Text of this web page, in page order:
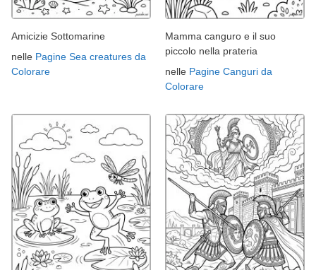
Amicizie Sottomarine
nelle Pagine Sea creatures da
Colorare
Mamma canguro e il suo
piccolo nella prateria
nelle Pagine Canguri da
Colorare